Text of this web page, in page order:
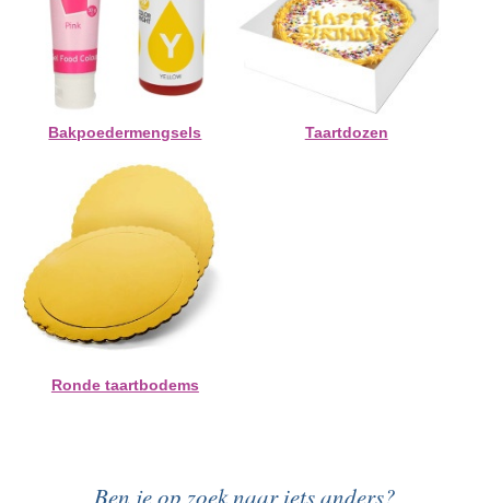
Bakpoedermengsels Taartdozen
Ronde taartbodems
Ben je op zoek naar iets anders?